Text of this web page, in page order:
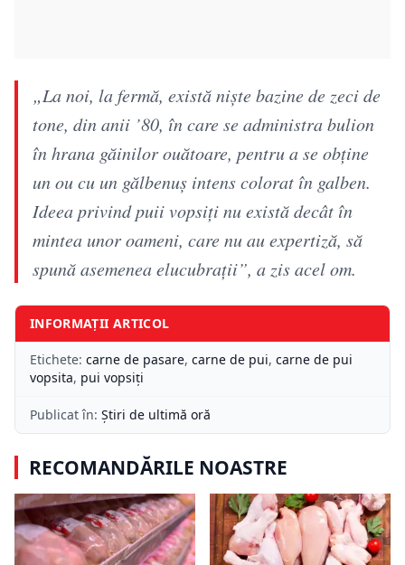
„La noi, la fermă, există nişte bazine de zeci de
tone, din anii ’80, în care se administra bulion
în hrana găinilor ouătoare, pentru a se obține
un ou cu un gălbenuș intens colorat în galben.
Ideea privind puii vopsiți nu există decât în
mintea unor oameni, care nu au expertiză, să
spună asemenea elucubrații”, a zis acel om.
INFORMAȚII ARTICOL
Etichete: carne de pasare, carne de pui, carne de pui
vopsita, pui vopsiți
Publicat în: Știri de ultimă oră
RECOMANDĂRILE NOASTRE